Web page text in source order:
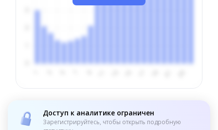
Доступ к аналитике ограничен
Зарегистрируйтесь, чтобы открыть подробную